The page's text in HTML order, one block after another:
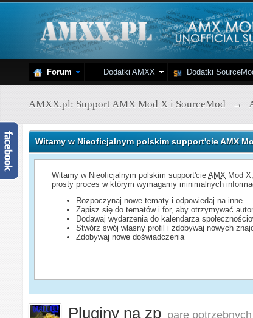
Forum Dodatki AMXX Dodatki
AMXX.pl: Support AMX Mod X i SourceMod →
Witamy w Nieoficjalnym polskim support'cie AMX
Witamy w Nieoficjalnym polskim support'cieAMX Mod
prosty proces w którym wymagamy minimalnych
Rozpoczynaj nowe tematy i odpowiedaj na inne
Zapisz się do tematów i for, aby otrzymywać
Dodawaj wydarzenia do kalendarza
Stwórz swój własny profil i zdobywaj nowych
Zdobywaj nowe doświadczenia
Pluginy na zp pare